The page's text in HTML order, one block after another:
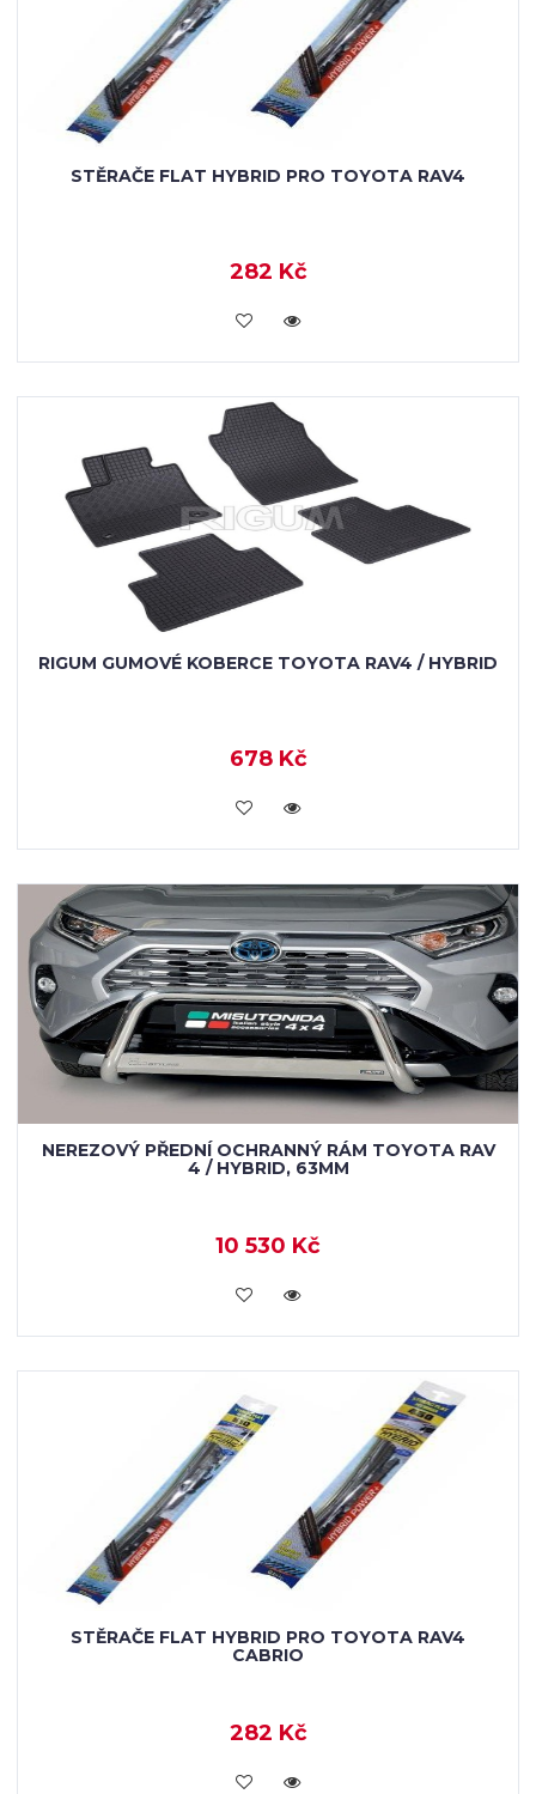
STĚRAČE FLAT HYBRID PRO TOYOTA RAV4
282 Kč
KOUPIT
RIGUM GUMOVÉ KOBERCE TOYOTA RAV4 / HYBRID
678 Kč
KOUPIT
NEREZOVÝ PŘEDNÍ OCHRANNÝ RÁM TOYOTA RAV
4 / HYBRID, 63MM
10 530 Kč
KOUPIT
STĚRAČE FLAT HYBRID PRO TOYOTA RAV4
CABRIO
282 Kč
KOUPIT